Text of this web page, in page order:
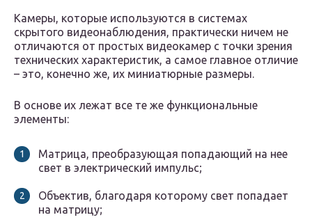
Камеры, которые используются в системах
скрытого видеонаблюдения, практически ничем не
отличаются от простых видеокамер с точки зрения
технических характеристик, а самое главное отличие
– это, конечно же, их миниатюрные размеры.
В основе их лежат все те же функциональные
элементы:
Матрица, преобразующая попадающий на нее
свет в электрический импульс;
Объектив, благодаря которому свет попадает
на матрицу;